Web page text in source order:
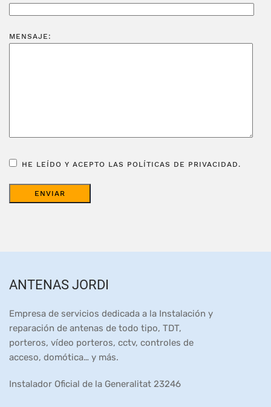
MENSAJE:
HE LEÍDO Y ACEPTO LAS POLÍTICAS DE PRIVACIDAD.
ANTENAS JORDI
Empresa de servicios dedicada a la Instalación y
reparación de antenas de todo tipo, TDT,
porteros, vídeo porteros, cctv, controles de
acceso, domótica… y más.
Instalador Oficial de la Generalitat 23246